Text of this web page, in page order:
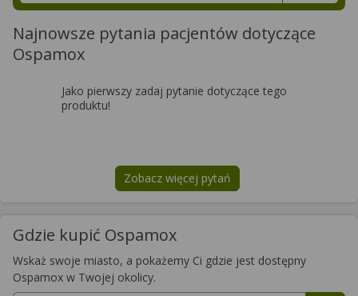
Najnowsze pytania pacjentów dotyczące
Ospamox
Jako pierwszy zadaj pytanie dotyczące tego
produktu!
Zobacz więcej pytań
na tematOspamox
Gdzie kupić Ospamox
Wskaż swoje miasto, a pokażemy Ci gdzie jest dostępny
Ospamox w Twojej okolicy.